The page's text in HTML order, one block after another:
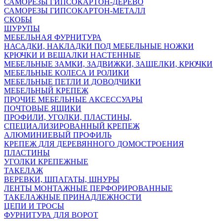
САМОРЕЗЫ ГИПСОКАРТОН-ДЕРЕВО
САМОРЕЗЫ ГИПСОКАРТОН-МЕТАЛЛ
СКОБЫ
ШУРУПЫ
МЕБЕЛЬНАЯ ФУРНИТУРА
НАСАДКИ, НАКЛАДКИ ПОД МЕБЕЛЬНЫЕ НОЖКИ
КРЮЧКИ И ВЕШАЛКИ НАСТЕННЫЕ
МЕБЕЛЬНЫЕ ЗАМКИ, ЗАДВИЖКИ, ЗАЩЕЛКИ, КРЮЧКИ
МЕБЕЛЬНЫЕ КОЛЕСА И РОЛИКИ
МЕБЕЛЬНЫЕ ПЕТЛИ И ДОВОДЧИКИ
МЕБЕЛЬНЫЙ КРЕПЕЖ
ПРОЧИЕ МЕБЕЛЬНЫЕ АКСЕССУАРЫ
ПОЧТОВЫЕ ЯЩИКИ
ПРОФИЛИ, УГОЛКИ, ПЛАСТИНЫ,
СПЕЦИАЛИЗИРОВАННЫЙ КРЕПЕЖ
АЛЮМИНИЕВЫЙ ПРОФИЛЬ
КРЕПЕЖ ДЛЯ ДЕРЕВЯННОГО ДОМОСТРОЕНИЯ
ПЛАСТИНЫ
УГОЛКИ КРЕПЕЖНЫЕ
ТАКЕЛАЖ
ВЕРЕВКИ, ШПАГАТЫ, ШНУРЫ
ЛЕНТЫ МОНТАЖНЫЕ ПЕРФОРИРОВАННЫЕ
ТАКЕЛАЖНЫЕ ПРИНАДЛЕЖНОСТИ
ЦЕПИ И ТРОСЫ
ФУРНИТУРА ДЛЯ ВОРОТ